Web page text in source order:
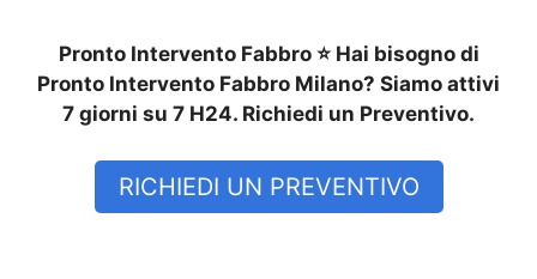
Pronto Intervento Fabbro ⭐ Hai bisogno di
Pronto Intervento Fabbro Milano? Siamo attivi
7 giorni su 7 H24. Richiedi un Preventivo.
RICHIEDI UN PREVENTIVO